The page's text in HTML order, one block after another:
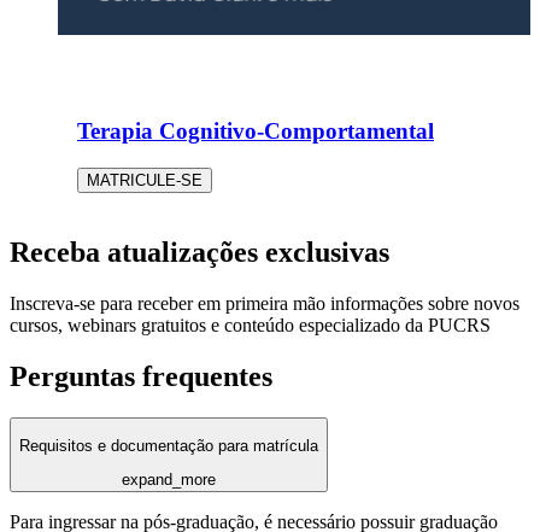
Terapia Cognitivo-Comportamental
MATRICULE-SE
Receba atualizações exclusivas
Inscreva-se para receber em primeira mão informações sobre novos
cursos, webinars gratuitos e conteúdo especializado da PUCRS
Perguntas frequentes
Requisitos e documentação para matrícula
expand_more
Para ingressar na pós-graduação, é necessário possuir graduação